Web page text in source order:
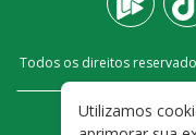
Todos os direitos
Utilizamos